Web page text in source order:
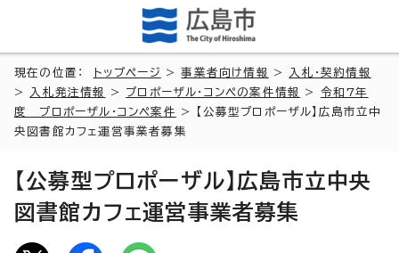
現在の位置： トップページ >事業者向け情報 >
入札・契約情報
>
入札発注情報 > プロポーザル・コンペの案件情報 > 令和7年
度 プロポーザル・コンペ案件
> 【公募型プロポーザル】広島市立中
央図書館カフェ運営事業者募集
【公募型プロポーザル】広島市立中央
図書館カフェ運営事業者募集